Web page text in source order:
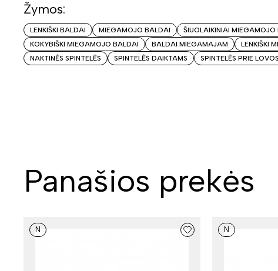
Žymos:
LENKIŠKI BALDAI MIEGAMOJO BALDAI ŠIUOLAIKINIAI MIEGAMOJO
KOKYBIŠKI MIEGAMOJO BALDAI
BALDAI MIEGAMAJAM LENKIŠKI
NAKTINĖS SPINTELĖS
SPINTELĖS DAIKTAMS SPINTELĖS PRIE LOVOS
Panašios prekės
N N